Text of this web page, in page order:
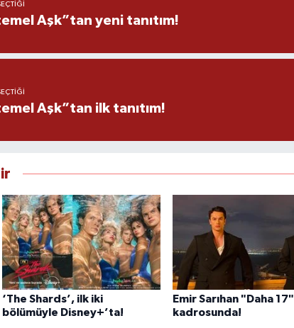
Aşk”tan yeni tanıtım!
Aşk”tan ilk tanıtım!
‘The Shards’, ilk iki
bölümüyle Disney+’ta!
Emir Sarıhan "Daha 17"
kadrosunda!